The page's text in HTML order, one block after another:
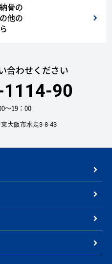
骨の
他の
合わせください
90
〜19：00
大阪市水走3-8-43